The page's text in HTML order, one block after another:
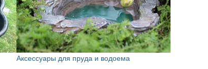
Аксессуары для пруда и водоема